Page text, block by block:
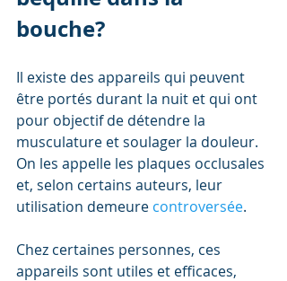
bouche?
Il existe des appareils qui peuvent
être portés durant la nuit et qui ont
pour objectif de détendre la
musculature et soulager la douleur.
On les appelle les plaques occlusales
et, selon certains auteurs, leur
utilisation demeure controversée.
Chez certaines personnes, ces
appareils sont utiles et efficaces,